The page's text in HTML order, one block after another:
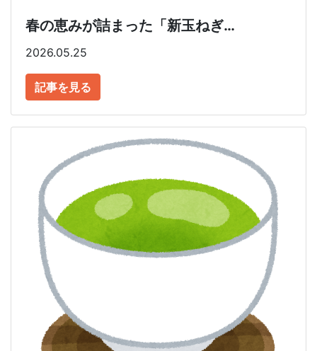
春の恵みが詰まった「新玉ねぎ…
2026.05.25
記事を見る